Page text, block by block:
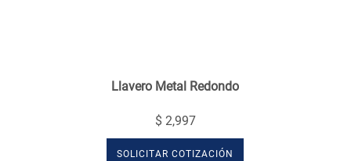
Llavero Metal Redondo
$ 2,997
SOLICITAR COTIZACIÓN